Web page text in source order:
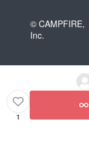
© CAMPFIRE,
Inc.
1